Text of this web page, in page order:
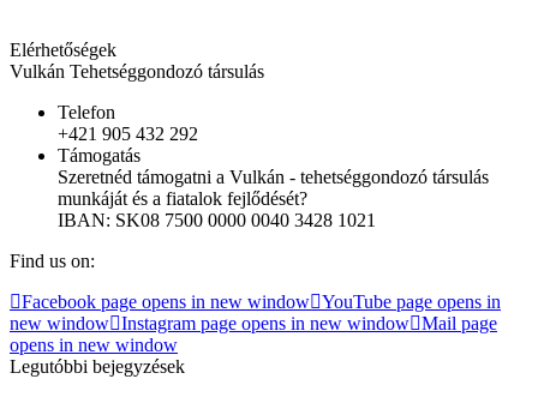
Elérhetőségek
Vulkán Tehetséggondozó társulás
Telefon
+421 905 432 292
Támogatás
Szeretnéd támogatni a Vulkán - tehetséggondozó társulás
munkáját és a fiatalok fejlődését?
IBAN: SK08 7500 0000 0040 3428 1021
Find us on:
Facebook page opens in new window YouTube page opens in
new window Instagram page opens in new window Mail page
opens in new window
Legutóbbi bejegyzések